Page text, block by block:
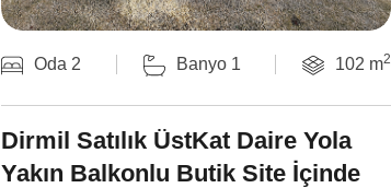
Oda 2 Banyo 1 102 m2
Dirmil Satılık ÜstKat Daire Yola
Yakın Balkonlu Butik Site İçinde